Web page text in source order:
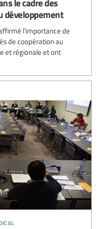
développement
l’importance de
de coopération au
et régionale et ont